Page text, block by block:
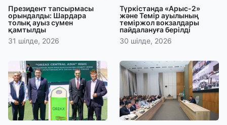
Президент тапсырмасы
орындалды: Шардара
толық ауыз сумен
қамтылды
31 шілде, 2026
Түркістанда «Арыс-2»
және Темір ауылының
теміржол вокзалдары
пайдалануға берілді
30 шілде, 2026